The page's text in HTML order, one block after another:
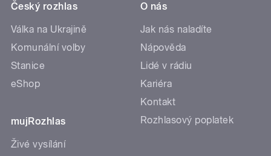
Český rozhlas
Válka na Ukrajině
Komunální volby
Stanice
eShop
mujRozhlas
Živé vysílání
O nás
Jak nás naladíte
Nápověda
Lidé v rádiu
Kariéra
Kontakt
Rozhlasový poplatek